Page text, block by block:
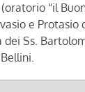
“il
e Protasio
dei Ss.